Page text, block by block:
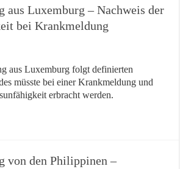
aus Luxemburg – Nachweis der
bei Krankmeldung
aus Luxemburg folgt definierten
müsste bei einer Krankmeldung und
erbracht werden.
von den Philippinen –